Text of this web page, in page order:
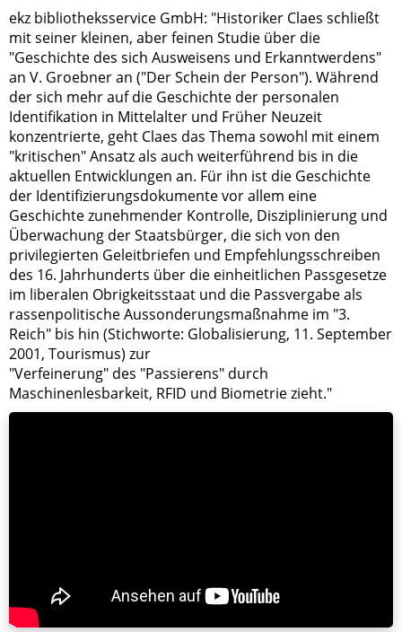
ekz bibliotheksservice GmbH: "Historiker Claes schließt
mit seiner kleinen, aber feinen Studie über die
"Geschichte des sich Ausweisens und Erkanntwerdens"
an V. Groebner an ("Der Schein der Person"). Während
der sich mehr auf die Geschichte der personalen
Identifikation in Mittelalter und Früher Neuzeit
konzentrierte, geht Claes das Thema sowohl mit einem
"kritischen" Ansatz als auch weiterführend bis in die
aktuellen Entwicklungen an. Für ihn ist die Geschichte
der Identifizierungsdokumente vor allem eine
Geschichte zunehmender Kontrolle, Disziplinierung und
Überwachung der Staatsbürger, die sich von den
privilegierten Geleitbriefen und Empfehlungsschreiben
des 16. Jahrhunderts über die einheitlichen Passgesetze
im liberalen Obrigkeitsstaat und die Passvergabe als
rassenpolitische Aussonderungsmaßnahme im "3.
Reich" bis hin (Stichworte: Globalisierung, 11. September
2001, Tourismus) zur
"Verfeinerung" des "Passierens" durch
Maschinenlesbarkeit, RFID und Biometrie zieht."